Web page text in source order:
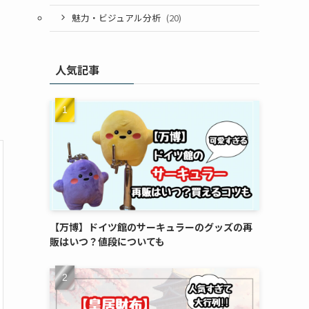
魅力・ビジュアル分析 (20)
人気記事
【万博】ドイツ館のサーキュラーのグッズの再
販はいつ？値段についても